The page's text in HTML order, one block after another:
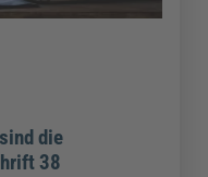
die
38